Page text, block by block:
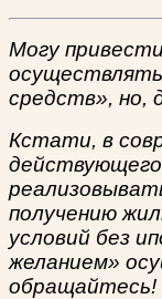
Могу
средств», но,
Кстати, в
получению
условий без
желанием»
обращайтесь!